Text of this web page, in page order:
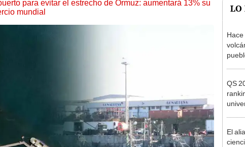
para evitar el estrecho de Ormuz: aumentará 13% su
mundial
LO
QS
El